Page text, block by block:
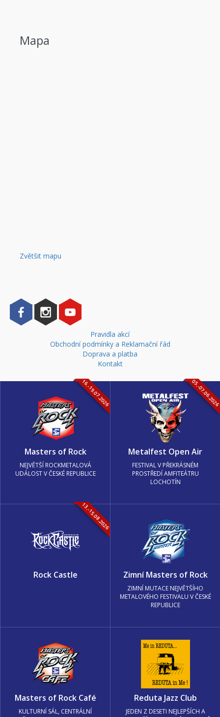
Mapa
Zvětšit mapu
Pravidla akcí
Obchodní podmínky a Reklamační řád
Doprava a platba
Kontakt
16.-19.07.2026
Masters of Rock
NEJVĚTŠÍ ROCKMETALOVÁ
UDÁLOST V ČESKÉ REPUBLICE
05.-
Metalfest Open Air
FESTIVAL V PŘEKRÁSNÉM
PROSTŘEDÍ AMFITEÁTRU
LOCHOTÍN
13.-15.08.2026
Rock Castle Zimní Masters of Rock
ZIMNÍ MUTACE NEJVĚTŠÍHO
METALOVÉHO FESTIVALU V ČESKÉ
REPUBLICE
Masters of Rock Café
KULTURNÍ SÁL, CENTRÁLNÍ
Reduta Jazz Club
JEDEN Z DESETI NEJLEPŠÍCH A